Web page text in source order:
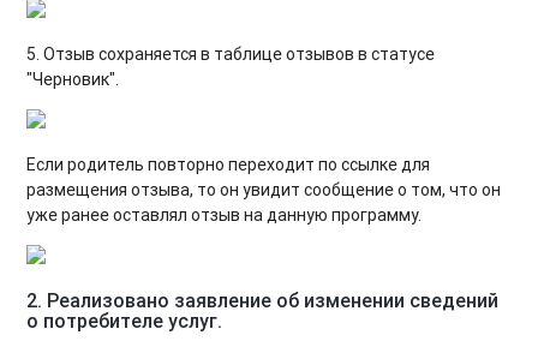
5. Отзыв сохраняется в таблице отзывов в статусе
"Черновик".
Если родитель повторно переходит по ссылке для
размещения отзыва, то он увидит сообщение о том, что он
уже ранее оставлял отзыв на данную программу.
2. Реализовано заявление об изменении сведений
о потребителе услуг.